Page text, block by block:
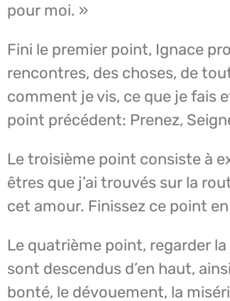
pour moi. »
Fini le premier point, Ignace
rencontres, des choses, de
comment je vis, ce que je fais
point précédent: Prenez,
Le troisième point consiste à
êtres que j’ai trouvés sur la
cet amour. Finissez ce point
Le quatrième point, regarder
sont descendus d’en haut,
bonté, le dévouement, la